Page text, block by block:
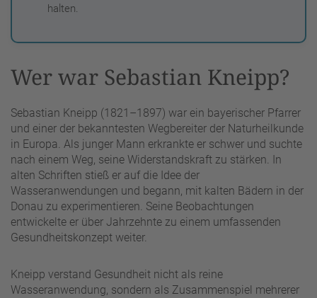
halten.
Wer war Sebastian Kneipp?
Sebastian Kneipp (1821–1897) war ein bayerischer Pfarrer
und einer der bekanntesten Wegbereiter der Naturheilkunde
in Europa. Als junger Mann erkrankte er schwer und suchte
nach einem Weg, seine Widerstandskraft zu stärken. In
alten Schriften stieß er auf die Idee der
Wasseranwendungen und begann, mit kalten Bädern in der
Donau zu experimentieren. Seine Beobachtungen
entwickelte er über Jahrzehnte zu einem umfassenden
Gesundheitskonzept weiter.
Kneipp verstand Gesundheit nicht als reine
Wasseranwendung, sondern als Zusammenspiel mehrerer